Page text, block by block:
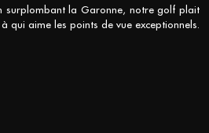
surplombant la Garonne, notre golf plait
qui aime les points de vue exceptionnels.